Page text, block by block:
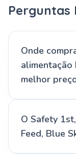
Perguntas
Onde
alimentação
melhor
O Safety
Feed, Blue